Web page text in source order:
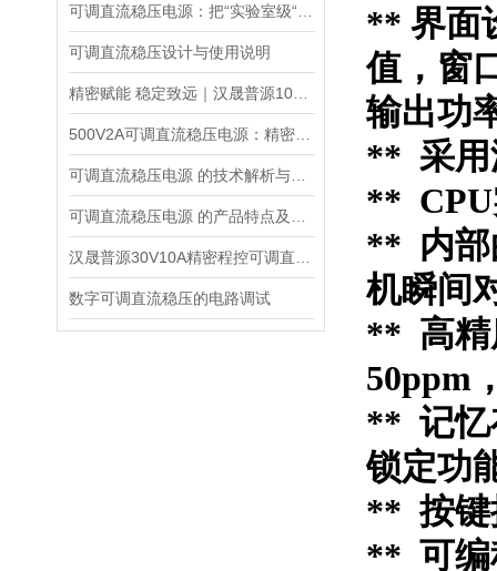
可调直流稳压设计与使用说明
数字可调直流稳压的电路调试
** 界面
值，窗
输出功
** 采用
** CPU
** 内
机瞬间
** 高精
50ppm
** 记忆
锁定功
** 按键
** 可编